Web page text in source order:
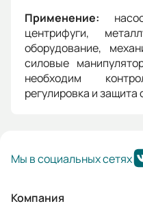
Применение:
центрифуги,
оборудование,
силовые
необходим
регулировка и защита
Мы в социальных сетях
Компания